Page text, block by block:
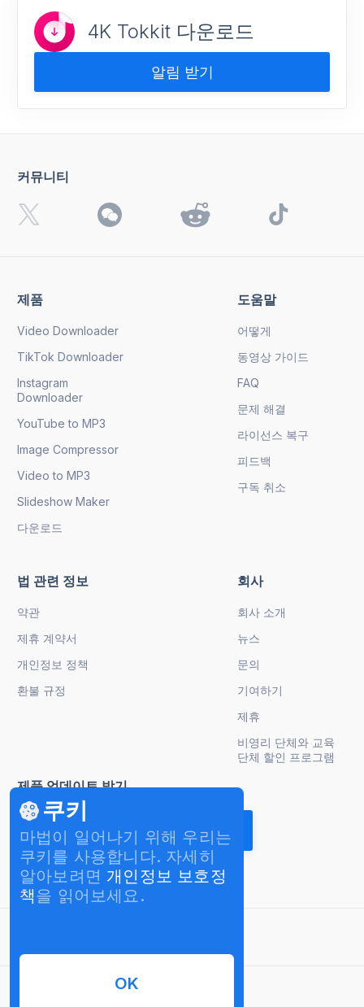
4K Tokkit 다운로드
알림 받기
쿠키
마법이 일어나기 위해 우리는
쿠키를 사용합니다. 자세히
알아보려면 개인정보 보호정
책을 읽어보세요.
OK
제품
Video Downloader
TikTok Downloader
Instagram
Downloader
YouTube to MP3
Image Compressor
Video to MP3
Slideshow Maker
다운로드
도움말
어떻게
동영상 가이드
FAQ
문제 해결
라이선스 복구
피드백
구독 취소
법 관련 정보
약관
제휴 계약서
개인정보 정책
환불 규정
회사
회사 소개
뉴스
문의
기여하기
제휴
비영리 단체와 교육
단체 할인 프로그램
제품 업데이트 받기
커뮤니티